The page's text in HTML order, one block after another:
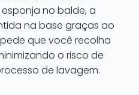
no balde, a
na base graças ao
que você recolha
o risco de
de lavagem.